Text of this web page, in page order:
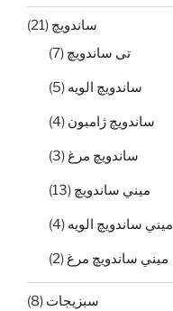
ساندویچ (21)
تی ساندويچ (7)
ساندويچ الويه (5)
ساندويچ ژامبون (4)
ساندويچ مرغ (3)
ميني ساندويچ (13)
ميني ساندويچ الويه (4)
ميني ساندويچ مرغ (2)
سبزيجات (8)